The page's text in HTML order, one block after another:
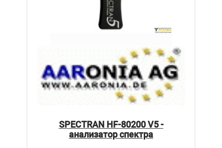
SPECTRAN HF-80200 V5 -
анализатор спектра